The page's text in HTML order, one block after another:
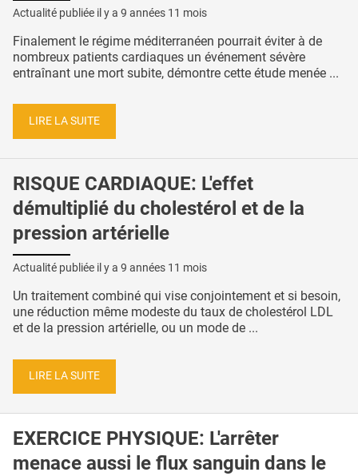
Actualité publiée il y a 9 années 11 mois
Finalement le régime méditerranéen pourrait éviter à de
nombreux patients cardiaques un événement sévère
entraînant une mort subite, démontre cette étude menée ...
LIRE LA SUITE
RISQUE CARDIAQUE: L'effet
démultiplié du cholestérol et de la
pression artérielle
Actualité publiée il y a 9 années 11 mois
Un traitement combiné qui vise conjointement et si besoin,
une réduction même modeste du taux de cholestérol LDL
et de la pression artérielle, ou un mode de ...
LIRE LA SUITE
EXERCICE PHYSIQUE: L'arrêter
menace aussi le flux sanguin dans le